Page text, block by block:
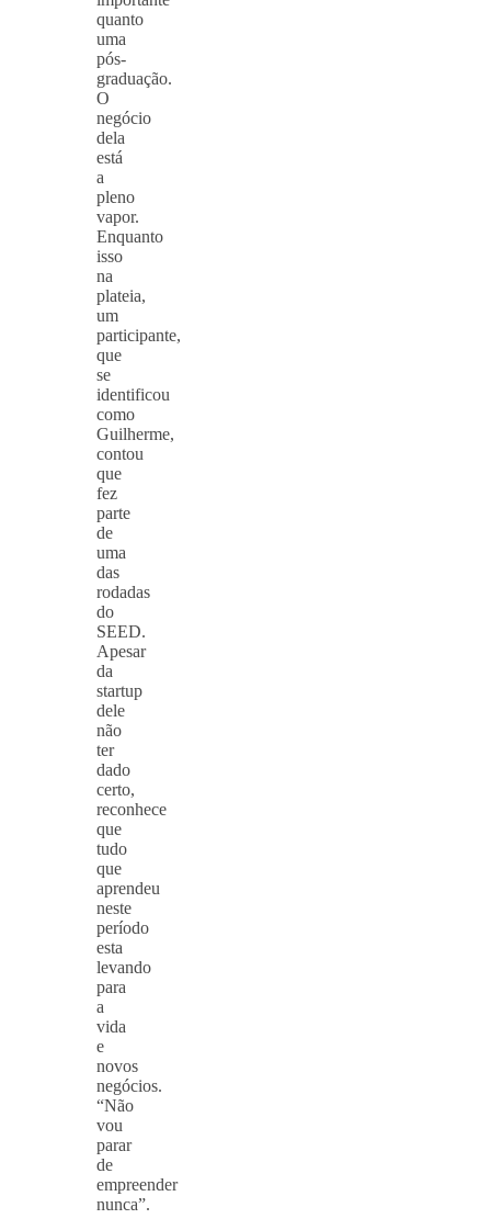
quanto
uma
pós-
graduação.
O
negócio
dela
está
a
pleno
vapor.
Enquanto
isso
na
plateia,
um
participante,
que
se
identificou
como
Guilherme,
contou
que
fez
parte
de
uma
das
rodadas
do
SEED.
Apesar
da
startup
dele
não
ter
dado
certo,
reconhece
que
tudo
que
aprendeu
neste
período
esta
levando
para
a
vida
e
novos
negócios.
“Não
vou
parar
de
empreender
nunca”.